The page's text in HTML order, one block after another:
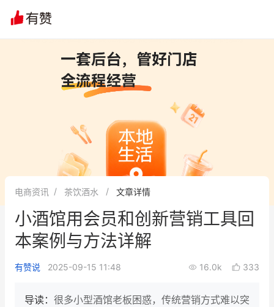
文章 问诊
电商资讯 茶饮酒水 文章详情
小酒馆用会员和创新营销工具回
本案例与方法详解
有赞说 2025-09-15 11:48 16.0k 333
导读： 很多小型酒馆老板困惑，传统营销方式难以突